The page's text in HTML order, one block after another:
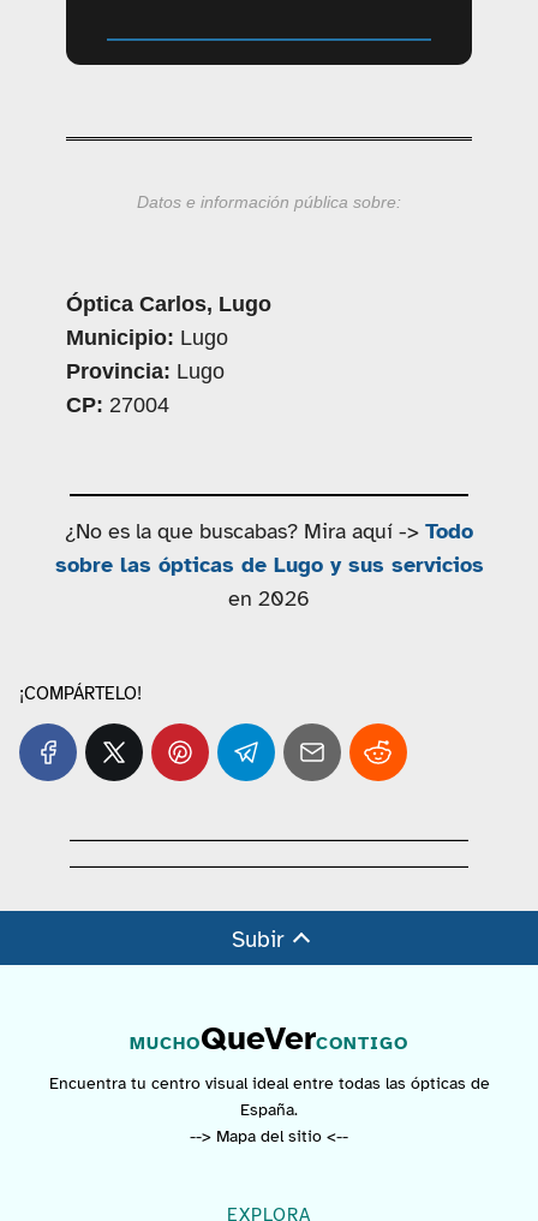
Datos e información pública sobre:
Óptica Carlos, Lugo
Municipio: Lugo
Provincia: Lugo
CP: 27004
¿No es la que buscabas? Mira aquí -> Todo
sobre las ópticas de Lugo y sus servicios
en 2026
¡COMPÁRTELO!
Subir
MUCHOQueVerCONTIGO
Encuentra tu centro visual ideal entre todas las ópticas de
España.
--> Mapa del sitio <--
EXPLORA